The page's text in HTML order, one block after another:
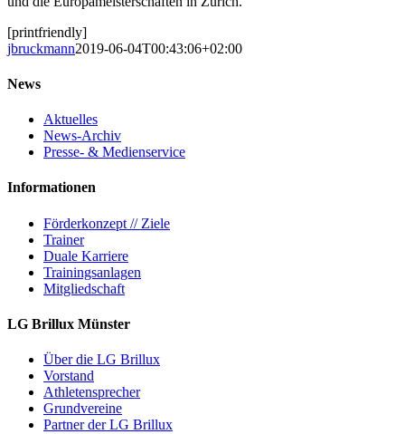
[printfriendly]
jbruckmann2019-06-04T00:43:06+02:00
News
Aktuelles
News-Archiv
Presse- & Medienservice
Informationen
Förderkonzept // Ziele
Trainer
Duale Karriere
Trainingsanlagen
Mitgliedschaft
LG Brillux Münster
Über die LG Brillux
Vorstand
Athletensprecher
Grundvereine
Partner der LG Brillux